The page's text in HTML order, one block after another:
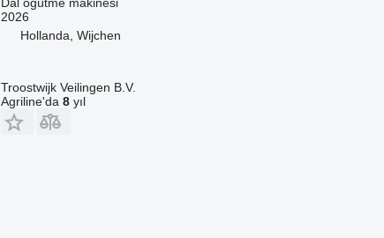
2026
Hollanda, Wijchen
Troostwijk Veilingen B.V.
Agriline'da 8yıl